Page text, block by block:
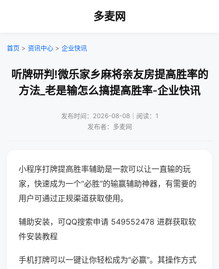
多麦网
首页 > 资讯中心 > 企业快讯
听牌研判!微乐家乡麻将亲友房提高胜率的
方法_老是输怎么搞提高胜率-企业快讯
发布时间：2026-08-08｜阅读：1
发布者：多麦网
小程序打牌提高胜率辅助是一款可以让一直输的玩
家，快速成为一个“必胜”的输赢辅助神器，有需要的
用户可通过正规渠道获取使用。
辅助安装，可QQ搜索申请 549552478 进群获取软
件安装教程
手机打牌可以一键让你轻松成为“必赢”。其操作方式